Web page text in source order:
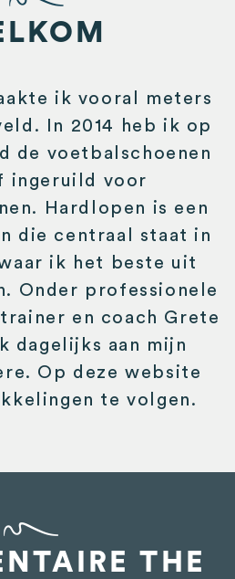
ik vooral meters
In 2014 heb ik op
de voetbalschoenen
ingeruild voor
Hardlopen is een
die centraal staat in
ik het beste uit
Onder professionele
en coach Grete
dagelijks aan mijn
Op deze website
te volgen.
THE